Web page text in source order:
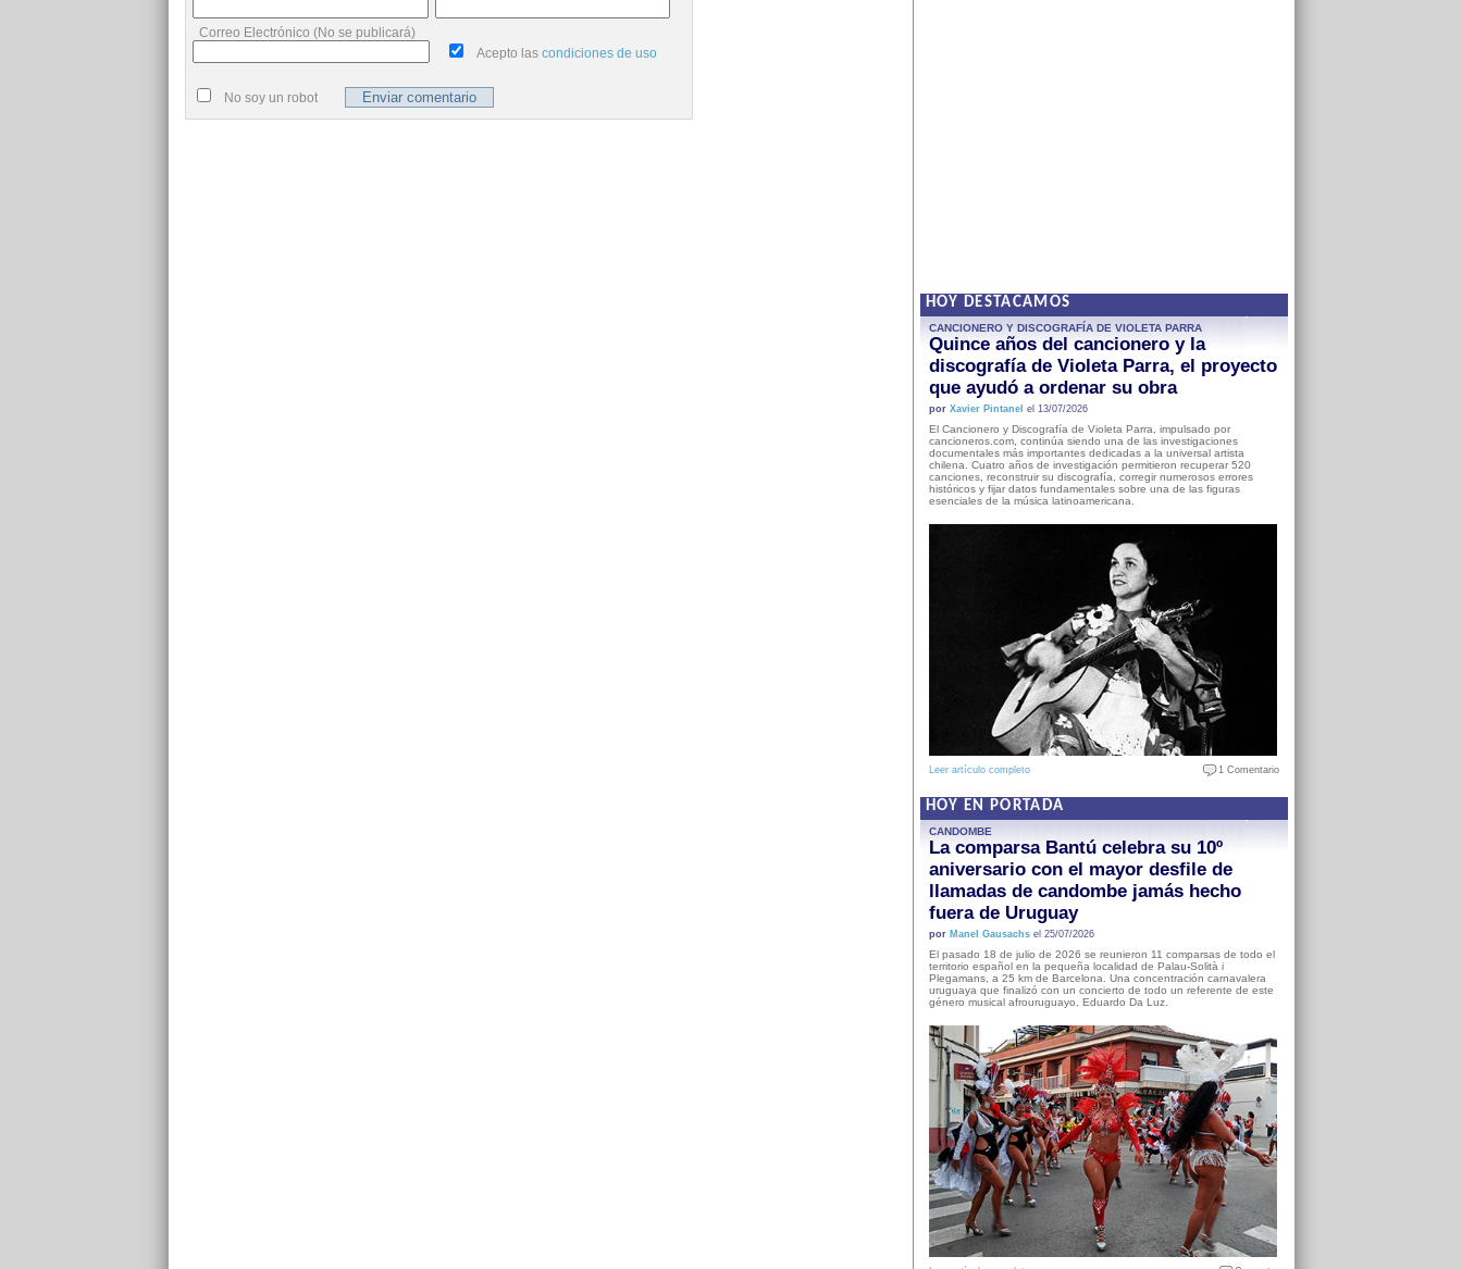
Correo Electrónico (No se publicará)
Acepto las condiciones de uso
No soy un robot
HOY DESTACAMOS
CANCIONERO Y DISCOGRAFÍA DE VIOLETA PARRA
Quince años del cancionero y la
discografía de Violeta Parra, el proyecto
que ayudó a ordenar su obra
por Xavier Pintanel el 13/07/2026
El Cancionero y Discografía de Violeta Parra, impulsado por
cancioneros.com, continúa siendo una de las investigaciones
documentales más importantes dedicadas a la universal artista
chilena. Cuatro años de investigación permitieron recuperar 520
canciones, reconstruir su discografía, corregir numerosos errores
históricos y fijar datos fundamentales sobre una de las figuras
esenciales de la música latinoamericana.
Leer artículo completo 1 Comentario
HOY EN PORTADA
CANDOMBE
La comparsa Bantú celebra su 10º
aniversario con el mayor desfile de
llamadas de candombe jamás hecho
fuera de Uruguay
por Manel Gausachsel 25/07/2026
El pasado 18 de julio de 2026 se reunieron 11 comparsas de todo el
territorio español en la pequeña localidad de Palau-Solità i
Plegamans, a 25 km de Barcelona. Una concentración carnavalera
uruguaya que finalizó con un concierto de todo un referente de este
género musical afrouruguayo, Eduardo Da Luz.